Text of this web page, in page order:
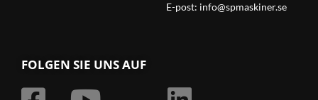
E-post: info@spmaskiner.se
FOLGEN SIE UNS AUF